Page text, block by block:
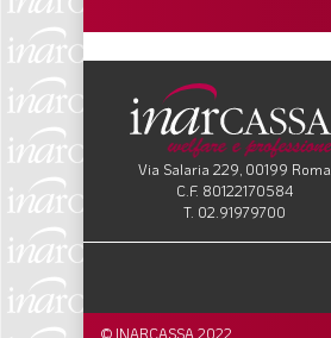
Via Salaria 229, 00199 Roma
C.F. 80122170584
T. 02.91979700
© INARCASSA 2022